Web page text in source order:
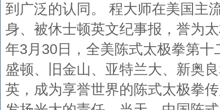
到广泛的认同。 程大师在美国主
身、被休士顿英文纪事报，誉为
年3月30日，全美陈式太极拳第
盛顿、旧金山、亚特兰大、新奥
英，成为享誉世界的陈式太极拳